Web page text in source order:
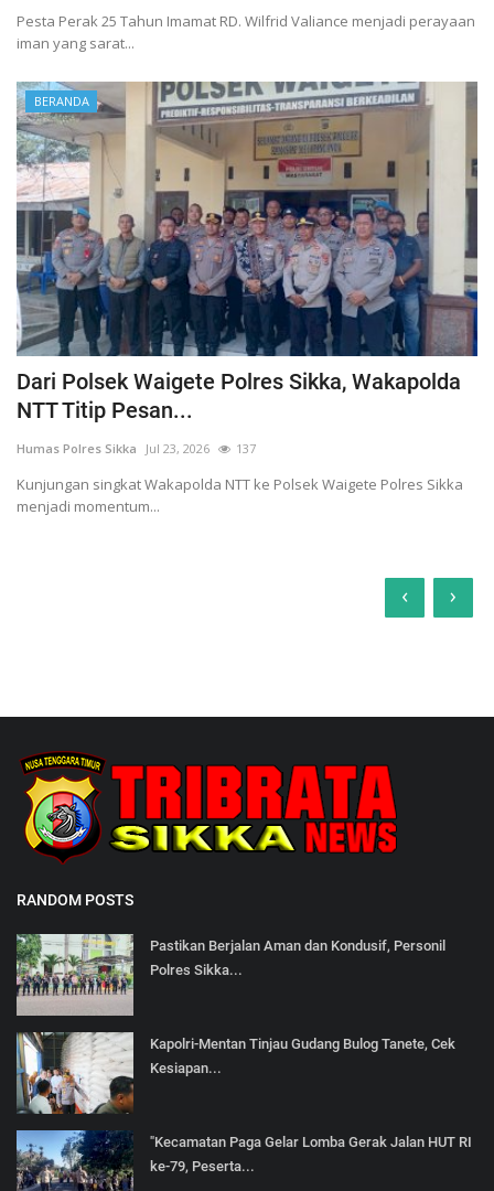
Pesta Perak 25 Tahun Imamat RD. Wilfrid Valiance menjadi perayaan
iman yang sarat...
BERANDA
Dari Polsek Waigete Polres Sikka, Wakapolda
NTT Titip Pesan...
Humas Polres Sikka Jul 23, 2026 137
Kunjungan singkat Wakapolda NTT ke Polsek Waigete Polres Sikka
menjadi momentum...
‹ ›
RANDOM POSTS
Pastikan Berjalan Aman dan Kondusif, Personil
Polres Sikka...
Kapolri-Mentan Tinjau Gudang Bulog Tanete, Cek
Kesiapan...
"Kecamatan Paga Gelar Lomba Gerak Jalan HUT RI
ke-79, Peserta...